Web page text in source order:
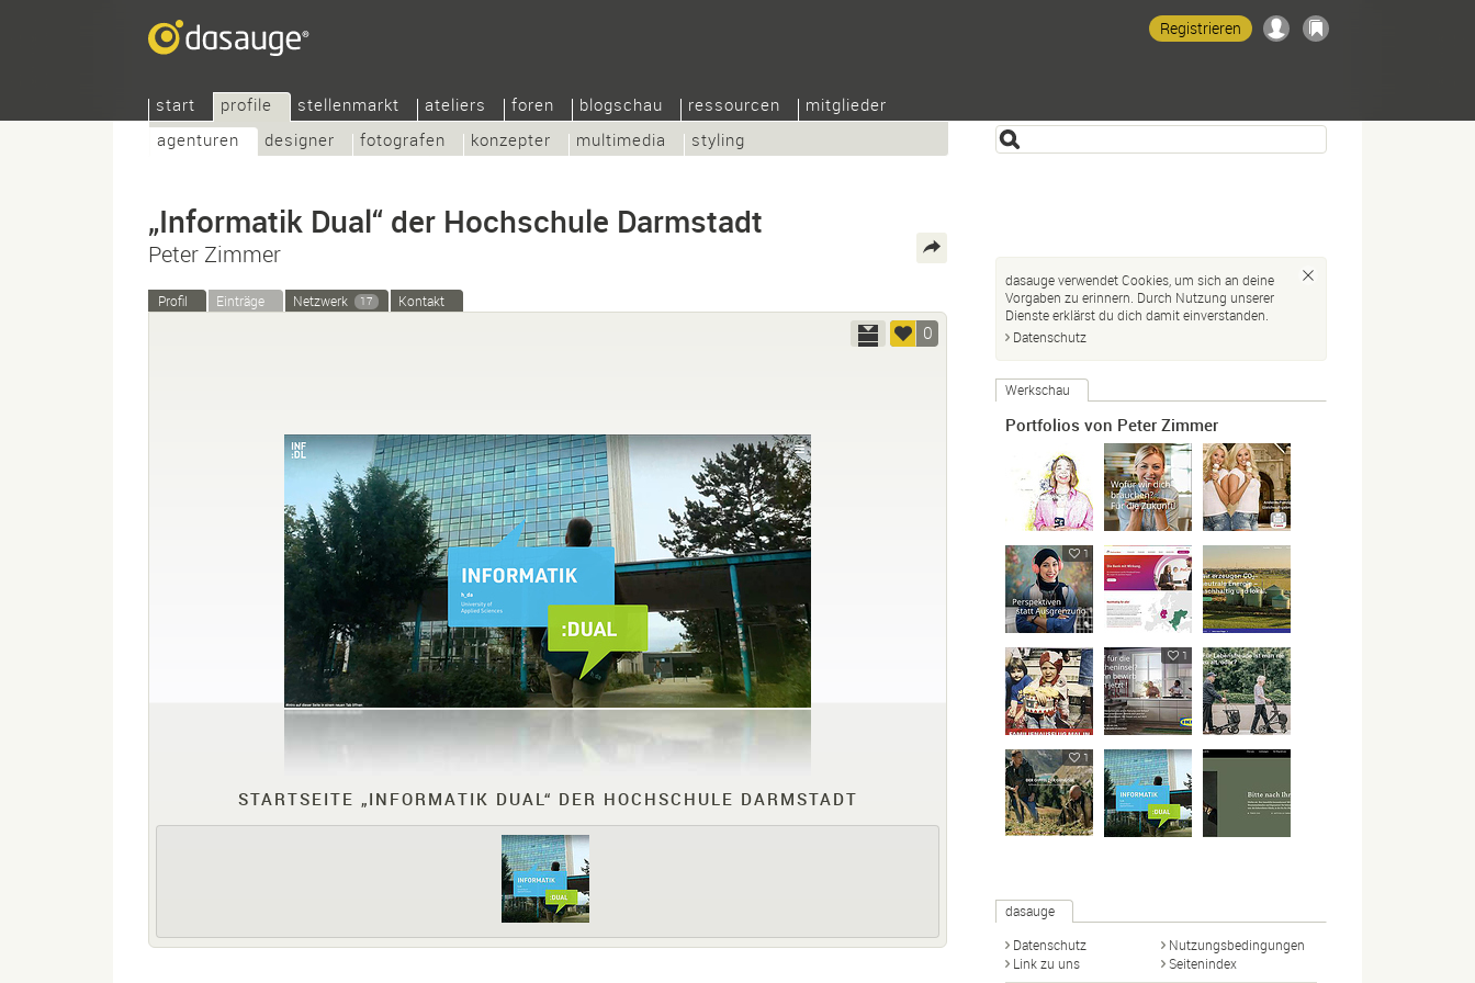
start
profile
agenturen
designer fotografen konzepter multimedia styling
stellenmarkt ateliers foren blogschau ressourcen mitglieder
Registrieren
„Informatik Dual“ der Hochschule Darmstadt
Peter Zimmer
Profil Einträge Netzwerk 17 Kontakt
STARTSEITE „INFORMATIK DUAL“ DER HOCHSCHULE DARMSTADT
0
dasauge verwendet Cookies, um sich an deine
Vorgaben zu erinnern. Durch Nutzung unserer
Dienste erklärst du dich damit einverstanden.
Datenschutz
Werkschau
Portfolios von Peter Zimmer
1
1
1
dasauge
Datenschutz
Nutzungsbedingungen
Link zu uns
Seitenindex